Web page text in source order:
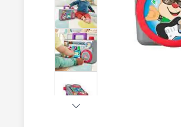
Hayvan Figürler
Çeşitli Figürler
Koleksiyon Figürler
Elektronik Ürünler
Nerf
Silahlar
Silah